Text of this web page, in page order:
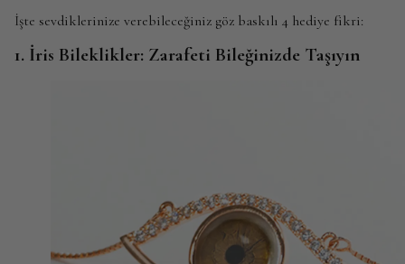
İşte sevdiklerinize verebileceğiniz göz baskılı 4 hediye fikri:
1. İris Bileklikler: Zarafeti Bileğinizde Taşıyın